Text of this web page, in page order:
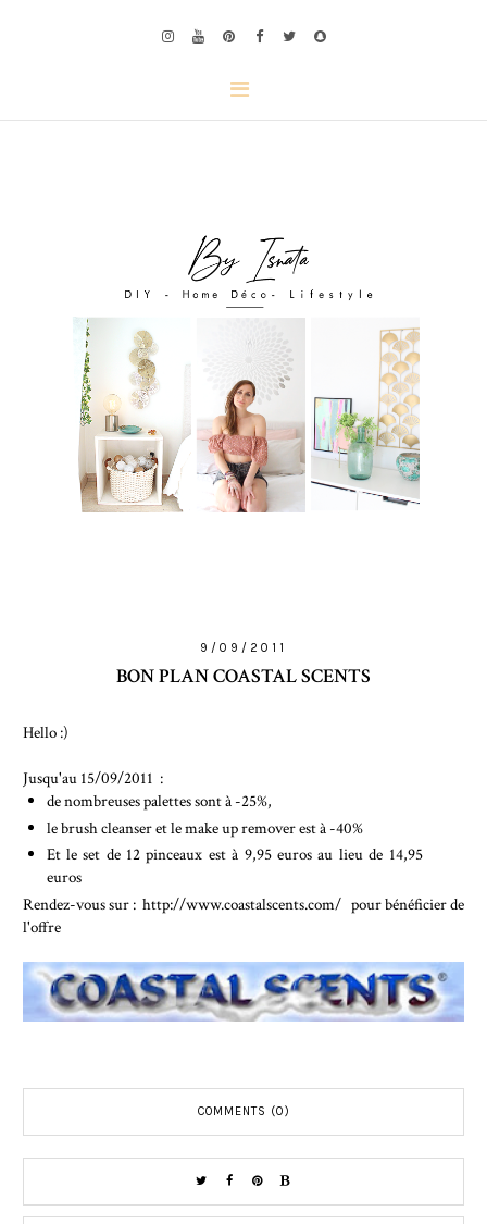
9/09/2011
BON PLAN COASTAL SCENTS
Hello :)
Jusqu'au 15/09/2011 :
de nombreuses palettes sont à -25%,
le brush cleanser et le make up remover est à -40%
Et le set de 12 pinceaux est à 9,95 euros au lieu de 14,95
euros
Rendez-vous sur : http://www.coastalscents.com/ pour bénéficier de
l'offre
COMMENTS (0)